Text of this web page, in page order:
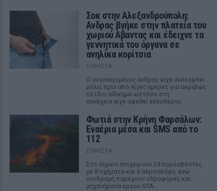
Σοκ στην Αλεξανδρούπολη:
Ανδρας βγήκε στην πλατεία του
χωριού Αβαντας και έδειχνε τα
γεννητικά του όργανα σε
ανηλίκα κορίτσια
ΣΉΜΕΡΑ
Ο συγκεκριμένος άνδρας είχε συλληφθεί
μόλις πριν από λίγες ημέρες για ακριβώς
το ίδιο αδίκημα ωστόσο στη
συνέχεια είχε αφεθεί ελεύθερος
Φωτιά στην Κρήνη Φαρσάλων:
Εναέρια μέσα και SMS από το
112
ΣΉΜΕΡΑ
Στο σημείο επιχειρούν 24 πυροσβέστες
με 8 οχήματα και 3 αεροσκάφη, ενώ
συνδρομή παρέχουν υδροφόρες και
μηχανήματα έργου ΟΤΑ.